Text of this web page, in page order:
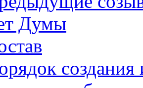
Думы
создания